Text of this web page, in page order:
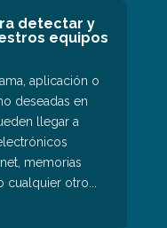
detectar y
equipos
aplicación o
deseadas en
llegar a
memorias
otro...